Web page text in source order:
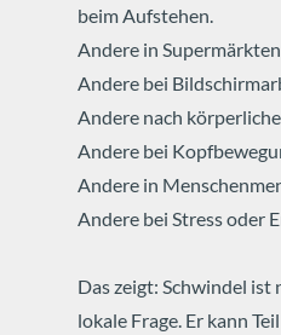
beim Aufstehen.
Andere in
Andere bei
Andere nach
Andere bei
Andere in
Andere bei Stress oder
Das zeigt: Schwindel
lokale Frage. Er kann